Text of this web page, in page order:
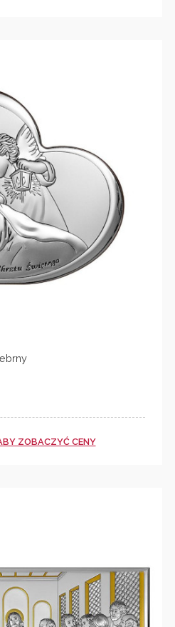
ZOBACZYĆ CENY